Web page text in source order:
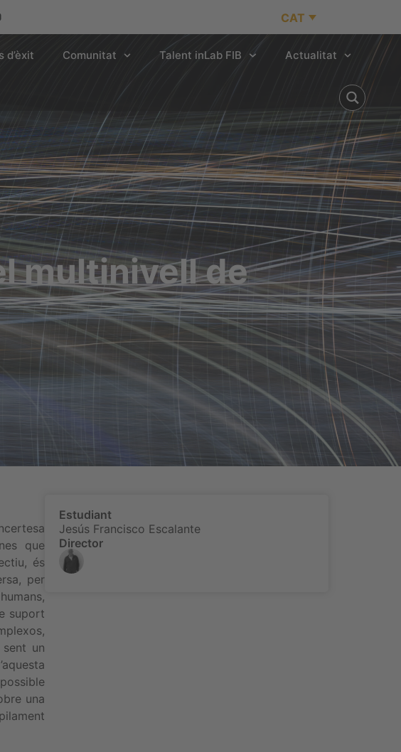
CAT
d’èxit Comunitat Talent inLab FIB Actualitat
multinivell de
que
és
per
suport
un
una
Estudiant
Jesús Francisco Escalante
Director